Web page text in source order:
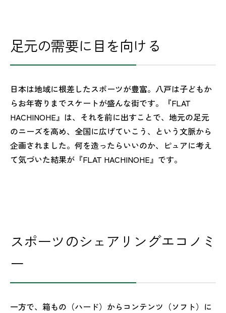
足元の需要に目を向ける
日本は地域に根差したスポーツが豊富。八戸は子どもか
らお年寄りまでスケートが盛んな街です。『FLAT
HACHINOHE』は、それを前に出すことで、地元の足元
のニーズを高め、全国に広げていこう、という文脈から
企画されました。何を造ったらいいのか、ピュアに考え
て気づいた結果が『FLAT HACHINOHE』です。
スポーツのシェアリングエコノミ
ー
一方で、箱もの（ハード）からコンテンツ（ソフト）に